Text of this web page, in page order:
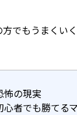
でもうまくいく
の現実
者でも勝てる